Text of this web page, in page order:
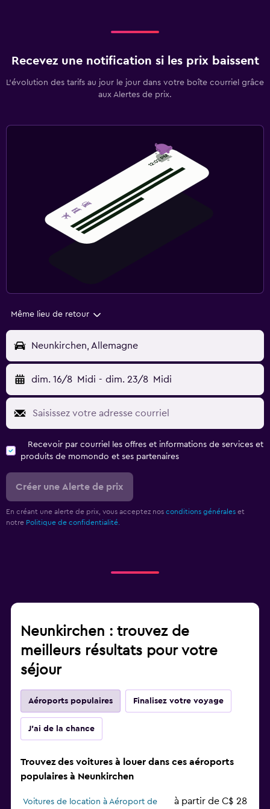
Recevez une notification si les prix baissent
L’évolution des tarifs au jour le jour dans votre boîte courriel grâce
aux Alertes de prix.
Même lieu de retour
Neunkirchen, Allemagne
dim. 16/8 Midi - dim. 23/8 Midi
Recevoir par courriel les offres et informations de services et
produits de momondo et ses partenaires
Créer une Alerte de prix
En créant une alerte de prix, vous acceptez nos conditions générales et
notre Politique de confidentialité.
Neunkirchen : trouvez de
meilleurs résultats pour votre
séjour
Aéroports populaires Finalisez votre voyage
J'ai de la chance
Trouvez des voitures à louer dans ces aéroports
populaires à Neunkirchen
Voitures de location à Aéroport de
à partir de C$ 28